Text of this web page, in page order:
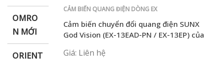
OMRO
N MỚI
ORIENT
CẢM BIẾN QUANG ĐIỆN DÒNG EX
Cảm biến chuyển đổi quang điện SUNX
God Vision (EX-13EAD-PN / EX-13EP) của
13EP)
Giá: Liên hệ